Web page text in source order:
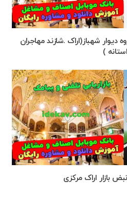
دیوار شهباز(اراک .شازند مهاجران
استانه )
بازار اراک مرکزی